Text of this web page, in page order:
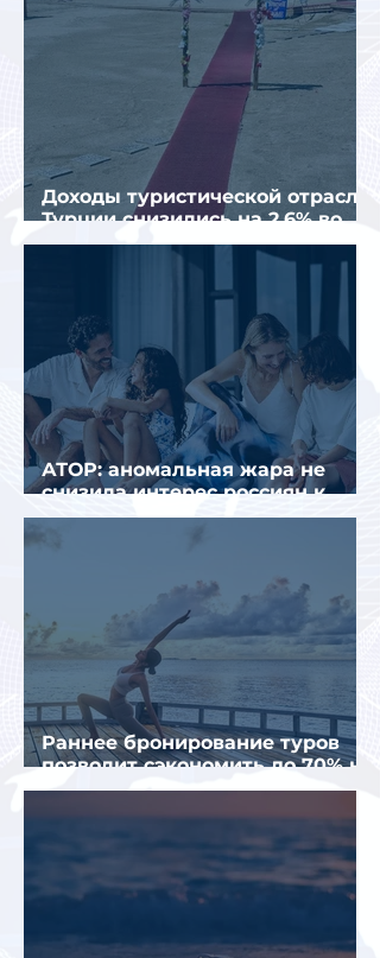
Доходы туристической отрасли
Турции снизились на 2,6% во
втором квартале 2026 года
АТОР: аномальная жара не
снизила интерес россиян к
летнему отдыху в Европе
Раннее бронирование туров
позволит сэкономить до 70% на
летнем отдыхе — АТОР